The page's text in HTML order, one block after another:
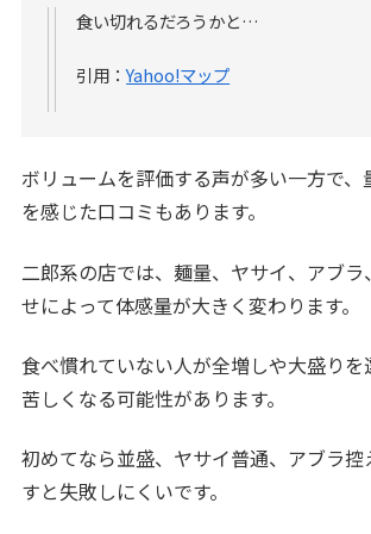
食い切れるだろうかと…
引用：Yahoo!マップ
ボリュームを評価する声が多い一方で
を感じた口コミもあります。
二郎系の店では、麺量、ヤサイ、アブ
せによって体感量が大きく変わります。
食べ慣れていない人が全増しや大盛りを
苦しくなる可能性があります。
初めてなら並盛、ヤサイ普通、アブラ控
すと失敗しにくいです。